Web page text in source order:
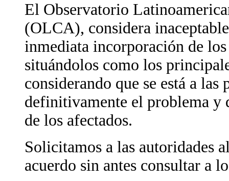
El Observatorio
(OLCA), considera
inmediata incorporación de
situándolos como los
considerando que se está a
definitivamente el problema y
de los afectados.
Solicitamos a las autoridades
acuerdo sin antes consultar a